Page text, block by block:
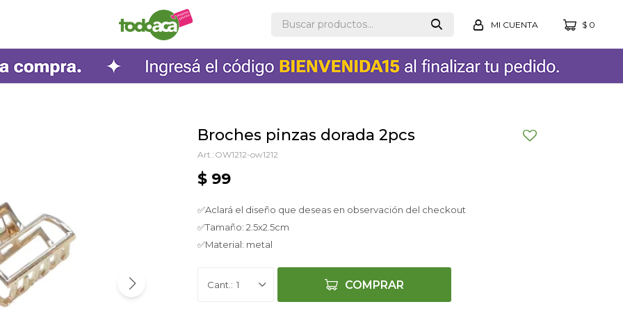
$ 0
Broches pinzas dorada 2pcs
OW1212-ow1212
$ 99
✅Aclará el diseño que deseas en observación del checkout
✅Tamaño: 2.5x2.5cm
✅Material: metal
1 COMPRAR